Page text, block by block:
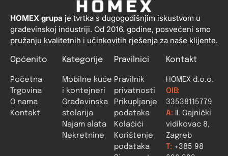
HOMEX grupa je tvrtka s dugogodišnjim iskustvom u
građevinskoj industriji. Od 2016. godine, posvećeni smo
pružanju kvalitetnih i učinkovitih rješenja za naše klijente.
Općenito
Početna
Trgovina
O nama
Kontakt
Kategorije
Mobilne kuće
i kontejneri
Građevinska
stolarija
Najam alata
Nekretnine
Pravilnici
Pravilnik
privatnosti
Prikupljanje
podataka
Kolačići
Korištenje
podataka
Kontakt
HOMEX d.o.o.
OIB:
33538115779
A: II. Gajnički
vidikovac 8,
Zagreb
T: +385 98